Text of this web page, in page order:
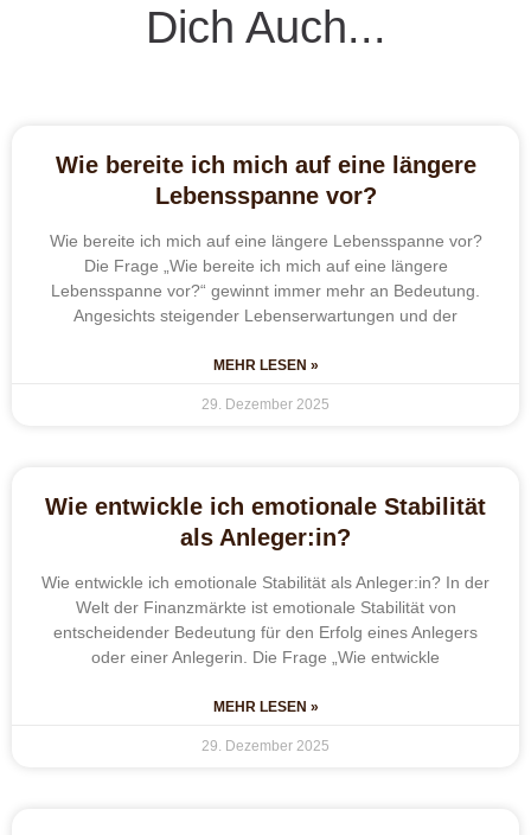
Dich Auch...
Wie bereite ich mich auf eine längere
Lebensspanne vor?
Wie bereite ich mich auf eine längere Lebensspanne vor?
Die Frage „Wie bereite ich mich auf eine längere
Lebensspanne vor?“ gewinnt immer mehr an Bedeutung.
Angesichts steigender Lebenserwartungen und der
MEHR LESEN »
29. Dezember 2025
Wie entwickle ich emotionale Stabilität
als Anleger:in?
Wie entwickle ich emotionale Stabilität als Anleger:in? In der
Welt der Finanzmärkte ist emotionale Stabilität von
entscheidender Bedeutung für den Erfolg eines Anlegers
oder einer Anlegerin. Die Frage „Wie entwickle
MEHR LESEN »
29. Dezember 2025